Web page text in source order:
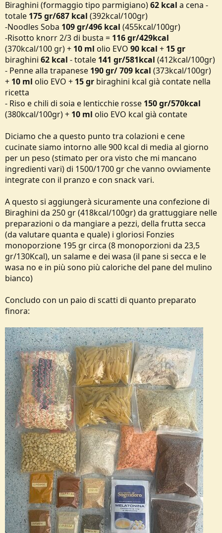
Biraghini (formaggio tipo parmigiano)62 kcal a cena -
totale 175 gr/687 kcal (392kcal/100gr)
-Noodles Soba 109 gr/496 kcal (455kcal/100gr)
-Risotto knorr 2/3 di busta = 116 gr/429kcal
(370kcal/100 gr) + 10 ml olio EVO 90 kcal + 15 gr
biraghini 62 kcal - totale 141 gr/581kcal (412kcal/100gr)
- Penne alla trapanese 190 gr/ 709 kcal (373kcal/100gr)
+ 10 ml olio EVO + 15 gr biraghini kcal già contate nella
ricetta
- Riso e chili di soia e lenticchie rosse 150 gr/570kcal
(380kcal/100gr) + 10 ml olio EVO kcal già contate
Diciamo che a questo punto tra colazioni e cene
cucinate siamo intorno alle 900 kcal di media al giorno
per un peso (stimato per ora visto che mi mancano
ingredienti vari) di 1500/1700 gr che vanno ovviamente
integrate con il pranzo e con snack vari.
A questo si aggiungerà sicuramente una confezione di
Biraghini da 250 gr (418kcal/100gr) da grattuggiare nelle
preparazioni o da mangiare a pezzi, della frutta secca
(da valutare quanta e quale) i gloriosi Fonzies
monoporzione 195 gr circa (8 monoporzioni da 23,5
gr/130Kcal), un salame e dei wasa (il pane si secca e le
wasa no e in più sono più caloriche del pane del mulino
bianco)
Concludo con un paio di scatti di quanto preparato
finora: